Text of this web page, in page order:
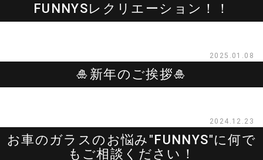
FUNNYSレクリエーション！！
2025.01.08
🎍新年のご挨拶🎍
2024.12.23
お車のガラスのお悩み″FUNNYS″に何で
もご相談ください！